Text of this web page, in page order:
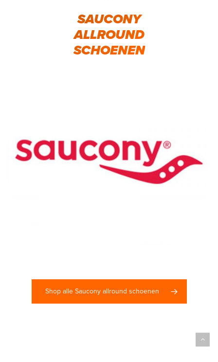
SAUCONY
ALLROUND
SCHOENEN
Shop alle Saucony allround schoenen